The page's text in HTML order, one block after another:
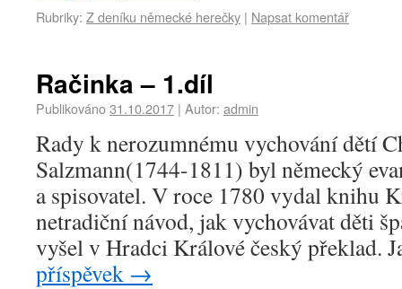
Rubriky: Z deníku německé herečky | Napsat komentář
Račinka – 1.díl
Publikováno31.10.2017 | Autor: admin
Rady k nerozumnému vychování dětí
Salzmann(1744-1811) byl německý
a spisovatel. V roce 1780 vydal knihu
netradiční návod, jak vychovávat děti
vyšel v Hradci Králové český
příspěvek →